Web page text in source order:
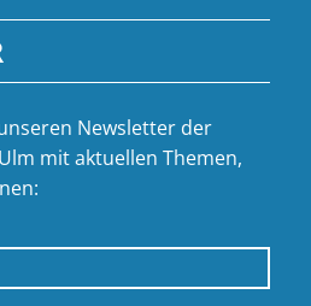
Newsletter der
mit aktuellen Themen,